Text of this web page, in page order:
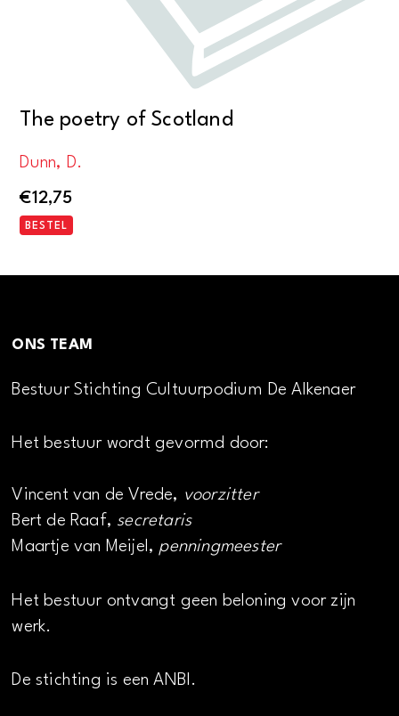
The poetry of Scotland
Dunn, D.
€12,75
BESTEL
ONS TEAM
Bestuur Stichting Cultuurpodium De Alkenaer
Het bestuur wordt gevormd door:
Vincent van de Vrede, voorzitter
Bert de Raaf, secretaris
Maartje van Meijel, penningmeester
Het bestuur ontvangt geen beloning voor zijn
werk.
De stichting is een ANBI.